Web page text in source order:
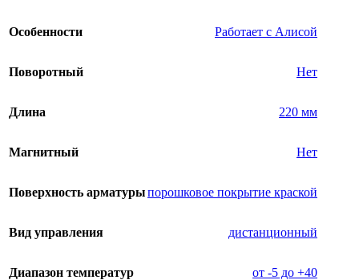
Особенности Работает с Алисой
Поворотный Нет
Длина 220 мм
Магнитный Нет
Поверхность арматурыпорошковое покрытие краской
Вид управления дистанционный
Диапазон температур от -5 до +40